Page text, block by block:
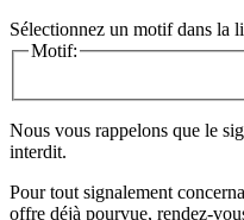
Sélectionnez un motif dans la
Motif:
Nous vous rappelons que le
interdit.
Pour tout signalement
offre déjà pourvue, rendez-